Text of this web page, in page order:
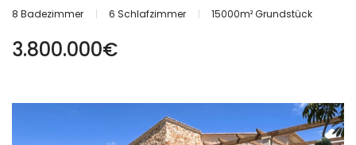
|-Soria
8 Badezimmer 6 Schlafzimmer 15000m² Grundstück
3.800.000€